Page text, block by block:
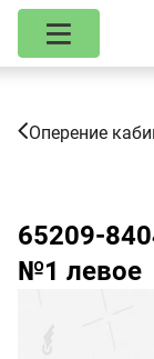
Оперение
65209-
№1 левое